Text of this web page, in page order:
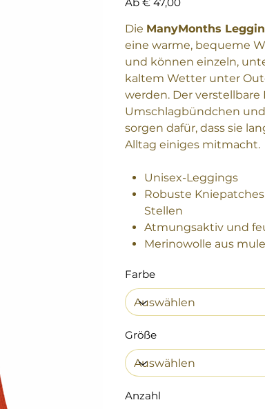
Ab € 47,00
Die ManyMonths
eine warme, bequeme
und können einzeln,
kaltem Wetter unter
werden. Der verstellbare
Umschlagbündchen
sorgen dafür, dass sie
Alltag einiges mitmacht.
Unisex-Leggings
Robuste
Stellen
Atmungsaktiv und
Merinowolle aus
Farbe
Größe
Anzahl